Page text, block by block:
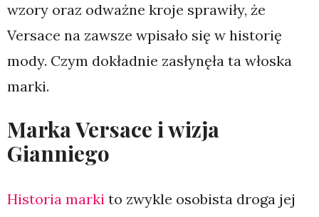
wzory oraz odważne kroje sprawiły, że
Versace na zawsze wpisało się w historię
mody. Czym dokładnie zasłynęła ta włoska
marki.
Marka Versace i wizja
Gianniego
Historia marki to zwykle osobista droga jej